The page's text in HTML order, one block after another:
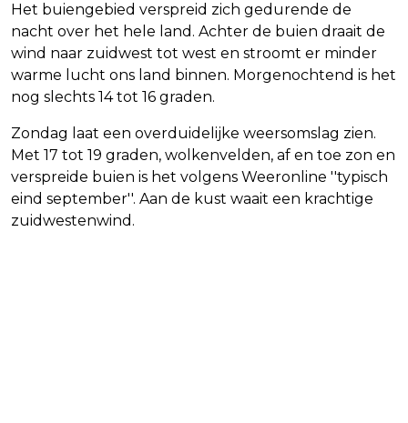
Het buiengebied verspreid zich gedurende de
nacht over het hele land. Achter de buien draait de
wind naar zuidwest tot west en stroomt er minder
warme lucht ons land binnen. Morgenochtend is het
nog slechts 14 tot 16 graden.
Zondag laat een overduidelijke weersomslag zien.
Met 17 tot 19 graden, wolkenvelden, af en toe zon en
verspreide buien is het volgens Weeronline ''typisch
eind september''. Aan de kust waait een krachtige
zuidwestenwind.